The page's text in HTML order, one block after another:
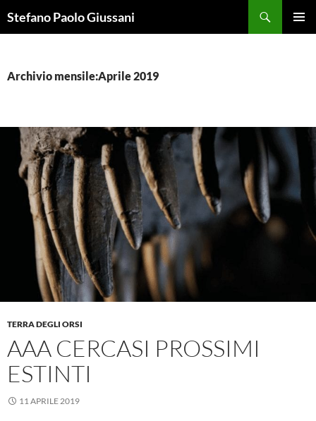
alStefano Paolo Giussani
Archivio mensile:Aprile 2019
TERRA DEGLI ORSI
AAA CERCASI PROSSIMI
ESTINTI
11 APRILE 2019